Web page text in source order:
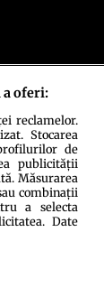
oferi:
reclamelor.
Stocarea
de
publicității
Măsurarea
combinații
a selecta
Date